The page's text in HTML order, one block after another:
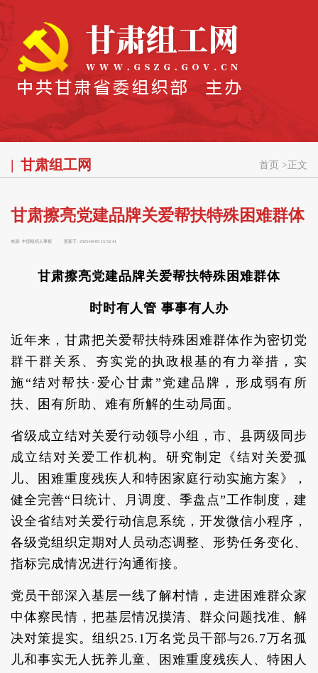
甘肃组工网 首页 > 正文
甘肃擦亮党建品牌关爱帮扶特殊困难群体
来源: 中国组织人事报 更新于: 2025-04-09 15:52:41
甘肃擦亮党建品牌关爱帮扶特殊困难群体
时时有人管 事事有人办
近年来，甘肃把关爱帮扶特殊困难群体作为密切党
群干群关系、夯实党的执政根基的有力举措，实
施“结对帮扶·爱心甘肃”党建品牌，形成弱有所
扶、困有所助、难有所解的生动局面。
省级成立结对关爱行动领导小组，市、县两级同步
成立结对关爱工作机构。研究制定《结对关爱孤
儿、困难重度残疾人和特困家庭行动实施方案》，
健全完善“日统计、月调度、季盘点”工作制度，建
设全省结对关爱行动信息系统，开发微信小程序，
各级党组织定期对人员动态调整、形势任务变化、
指标完成情况进行沟通衔接。
党员干部深入基层一线了解村情，走进困难群众家
中体察民情，把基层情况摸清、群众问题找准、解
决对策提实。组织25.1万名党员干部与26.7万名孤
儿和事实无人抚养儿童、困难重度残疾人、特困人